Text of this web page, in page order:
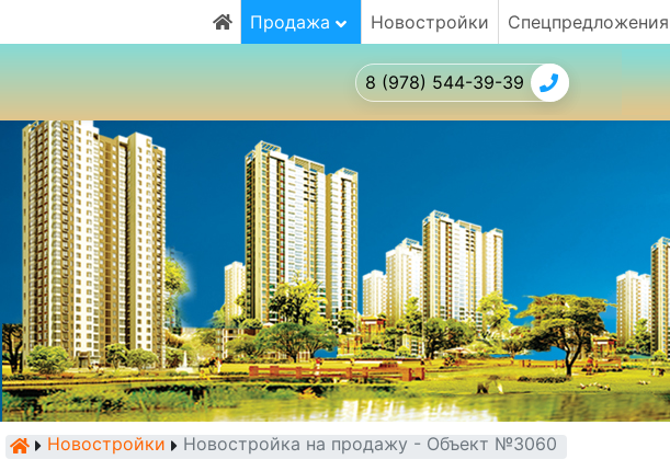
Продажа Новостройки Спецпредложения
8 (978) 544-39-39
Новостройки Новостройка на продажу - Объект №3060